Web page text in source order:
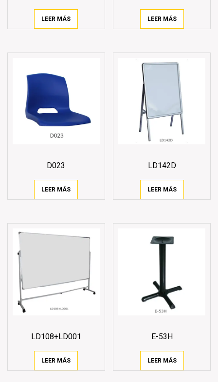
LEER MÁS LEER MÁS
D023
LEER MÁS
LD142D
LEER MÁS
LD108+LD001
LEER MÁS
E-53H
LEER MÁS